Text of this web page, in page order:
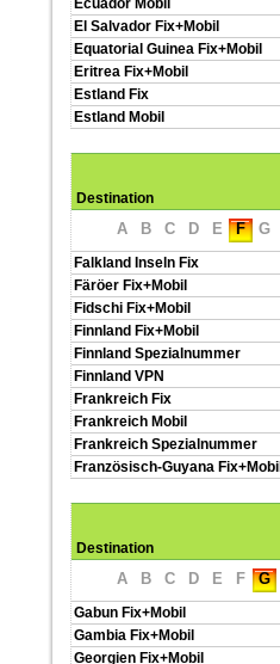
Ecuador Mobil
El Salvador Fix+Mobil
Equatorial Guinea Fix+Mobil
Eritrea Fix+Mobil
Estland Fix
Estland Mobil
Destination
A B C D E F G
Falkland Inseln Fix
Färöer Fix+Mobil
Fidschi Fix+Mobil
Finnland Fix+Mobil
Finnland Spezialnummer
Finnland VPN
Frankreich Fix
Frankreich Mobil
Frankreich Spezialnummer
Französisch-Guyana Fix+Mobil
Destination
A B C D E F G
Gabun Fix+Mobil
Gambia Fix+Mobil
Georgien Fix+Mobil